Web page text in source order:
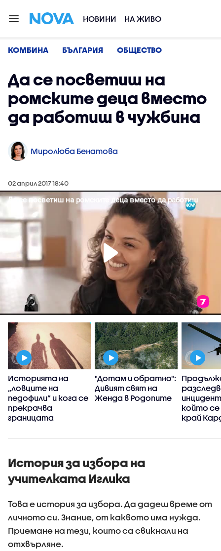
НОВИНИ НА ЖИВО
КОМБИНА БЪЛГАРИЯ ОБЩЕСТВО
Да се посветиш на
ромските деца вместо
да работиш в чужбина
Миролюба Бенатова
02 април 2017 18:40
Историята на
„ловците на
педофили” и кога се
прекрачва
границата
"Дотам и обратно":
Дивият свят на
Женда в Родопите
който се
край
История за избора на
учителката Иглика
Това е история за избора. Да дадеш време от
личното си. Знание, от каквото има нужда.
Приемане на тези, които са свикнали на
отхвърляне.